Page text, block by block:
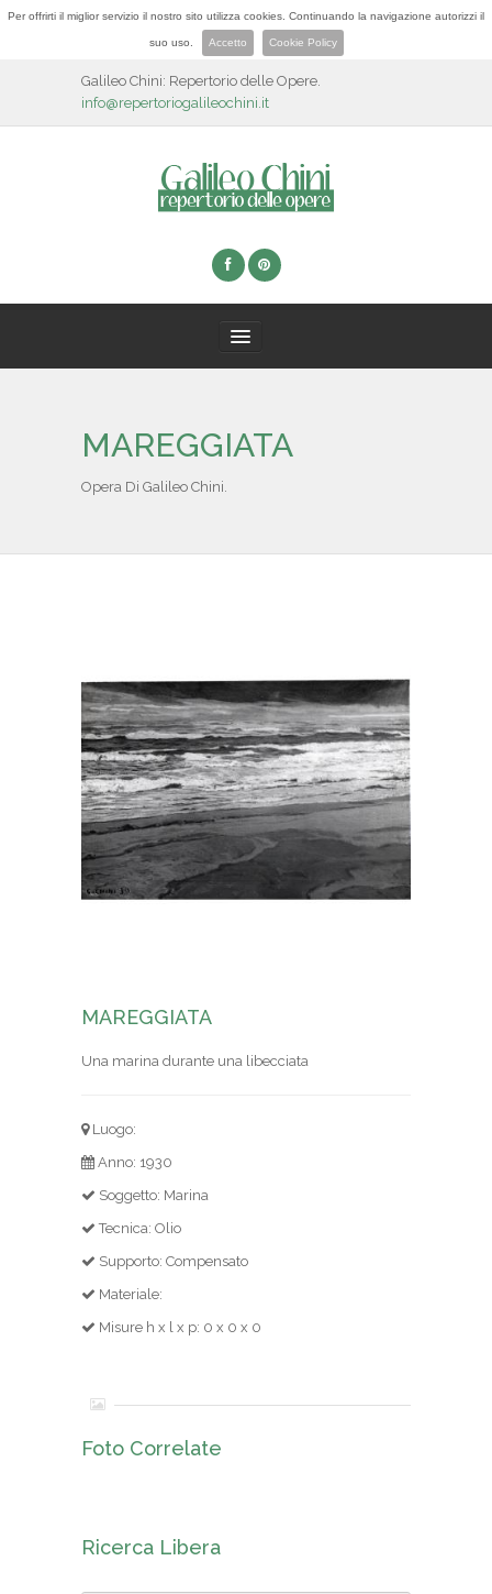
Per offrirti il miglior servizio il nostro sito utilizza cookies. Continuando la navigazione autorizzi il
suo uso. Accetto Cookie Policy
Galileo Chini: Repertorio delle Opere.
info@repertoriogalileochini.it
BIOGRAFIA
NEWS & EVENTI
CONTATTI
MAREGGIATA
Opera Di Galileo Chini.
MAREGGIATA
Una marina durante una libecciata
Luogo:
Anno: 1930
Soggetto: Marina
Tecnica: Olio
Supporto: Compensato
Materiale:
Misure h x l x p: 0 x 0 x 0
Foto Correlate
Ricerca Libera